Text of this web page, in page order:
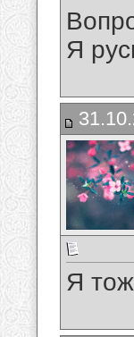
Я
Я